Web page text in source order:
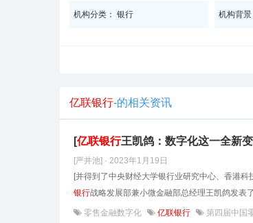
机构分类： 银行 机构背
亿联银行-的相关资讯
[亿联银行王凯鸽：数字化这一全新
[严井池] · 2023年1月19日
[并得到了中央财经大学银行业研究中心、香港
银行战略发展部兼小微金融部总经理王凯鸽发表
零售金融数字化 亿联银行 第四届中国